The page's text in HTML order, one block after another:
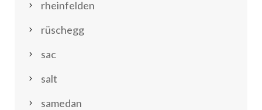
rheinfelden
rüschegg
sac
salt
samedan